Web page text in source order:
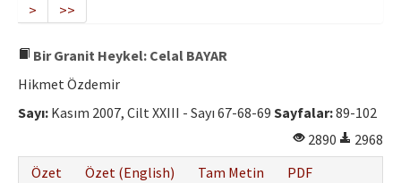
Dergi Kurulları
Yayın İlkeleri
Etik İlkeler
Yazar Rehberi
Hakem Rehberi
>
>>
Bir Granit Heykel: Celal BAYAR
Hikmet Özdemir
Sayı: Kasım 2007, Cilt XXIII - Sayı 67-68-69 Sayfalar:89-102
2890
2968
Özet
Özet (English) Tam Metin
PDF